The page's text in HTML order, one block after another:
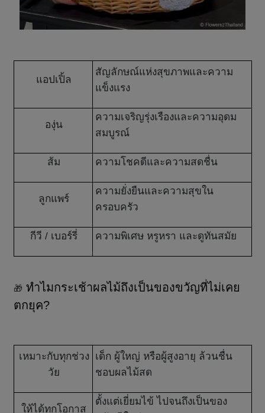
แอปเปิ้ล
สัญลักษณ์แห่งสุขภาพและความ
แข็งแรง
องุ่น
ความเจริญรุ่งเรืองและความอุดม
สมบูรณ์
ส้ม ความโชคดีและความสดชื่น
ลูกแพร์
ความยั่งยืนและความสุขใน
ครอบครัว
กีวี/ เบอร์รี่ ความพิเศษ หรูหรา และดูทันสมัย
🎁 ทำไมกระเช้าผลไม้ถึงเป็นของขวัญที่ไม่เคย
ตกยุค?
เหมาะกับทุกช่วง
วัย
เด็ก ผู้ใหญ่ หรือผู้สูงอายุ ล้วนชื่น
ชอบผลไม้สด
ให้ได้ทุกโอกาส
ตั้งแต่เยี่ยมไข้ ไปจนถึงเป็นของ